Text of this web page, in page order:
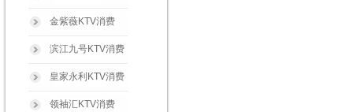
金紫薇KTV消费
滨江九号KTV消费
皇家永利KTV消费
领袖汇KTV消费